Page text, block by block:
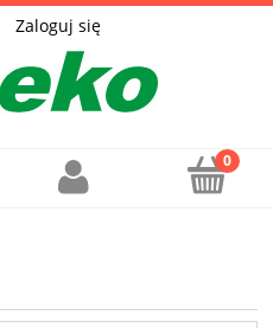
Zaloguj się